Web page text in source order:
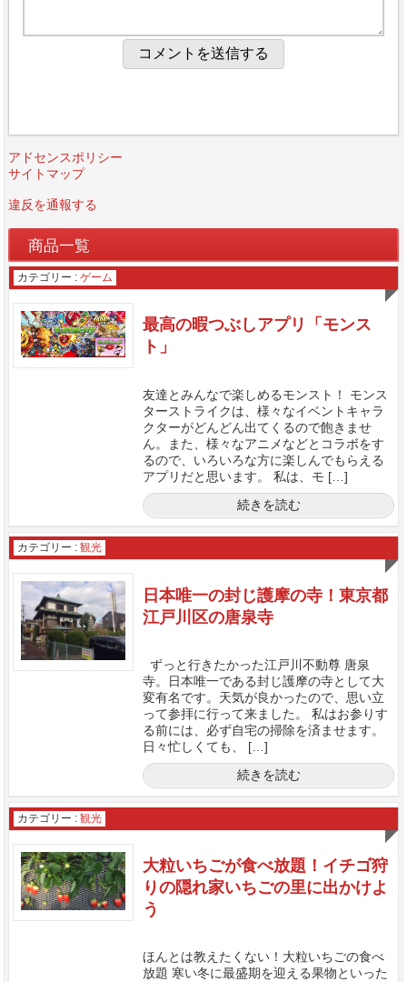
アドセンスポリシー
サイトマップ
違反を通報する
商品一覧
カテゴリー : ゲーム
最高の暇つぶしアプリ「モンス
ト」
友達とみんなで楽しめるモンスト！ モンス
ターストライクは、様々なイベントキャラ
クターがどんどん出てくるので飽きませ
ん。また、様々なアニメなどとコラボをす
るので、いろいろな方に楽しんでもらえる
アプリだと思います。 私は、モ […]
続きを読む
カテゴリー : 観光
日本唯一の封じ護摩の寺！東京都
江戸川区の唐泉寺
ずっと行きたかった江戸川不動尊 唐泉
寺。日本唯一である封じ護摩の寺として大
変有名です。天気が良かったので、思い立
って参拝に行って来ました。 私はお参りす
る前には、必ず自宅の掃除を済ませます。
日々忙しくても、 […]
続きを読む
カテゴリー : 観光
大粒いちごが食べ放題！イチゴ狩
りの隠れ家いちごの里に出かけよ
う
ほんとは教えたくない！大粒いちごの食べ
放題 寒い冬に最盛期を迎える果物といった